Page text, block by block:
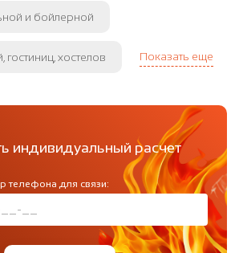
и бойлерной
гостиниц, хостелов Показать еще
индивидуальный расчет
телефона для связи: